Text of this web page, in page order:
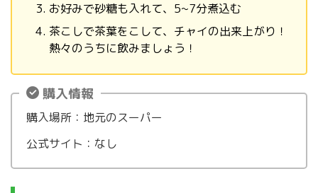
お好みで砂糖も入れて、5~7分煮込む
茶こしで茶葉をこして、チャイの出来上がり！
熱々のうちに飲みましょう！
購入情報
購入場所：地元のスーパー
公式サイト：なし